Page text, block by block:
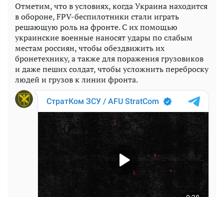
Отметим, что в условиях, когда Украина находится
в обороне, FPV-беспилотники стали играть
решающую роль на фронте. С их помощью
украинские военные наносят удары по слабым
местам россиян, чтобы обездвижить их
бронетехнику, а также для поражения грузовиков
и даже пеших солдат, чтобы усложнить переброску
людей и грузов к линии фронта.